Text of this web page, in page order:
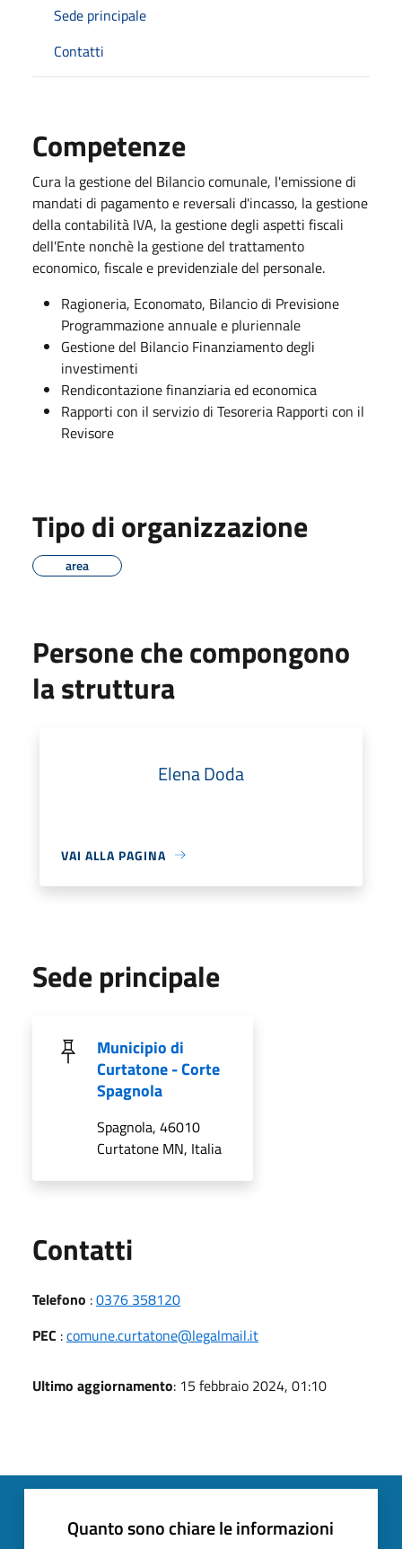
Sede principale
Contatti
Competenze
Cura la gestione del Bilancio comunale, l'emissione di
mandati di pagamento e reversali d'incasso, la gestione
della contabilità IVA, la gestione degli aspetti fiscali
dell'Ente nonchè la gestione del trattamento
economico, fiscale e previdenziale del personale.
Ragioneria, Economato, Bilancio di Previsione
Programmazione annuale e pluriennale
Gestione del Bilancio Finanziamento degli
investimenti
Rendicontazione finanziaria ed economica
Rapporti con il servizio di Tesoreria Rapporti con il
Revisore
Tipo di organizzazione
area
Persone che compongono
la struttura
Elena Doda
VAI ALLA PAGINA
Sede principale
Municipio di
Curtatone - Corte
Spagnola
Spagnola, 46010
Curtatone MN, Italia
Contatti
Telefono :0376 358120
PEC :comune.curtatone@legalmail.it
Ultimo aggiornamento: 15 febbraio 2024, 01:10
Quanto sono chiare le informazioni